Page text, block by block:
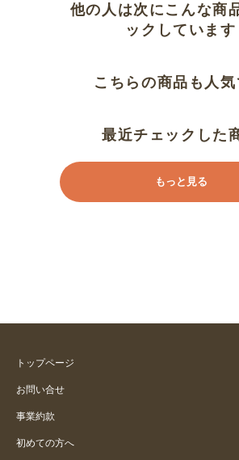
他の人は次にこんな商
ックしています
こちらの商品も人気
最近チェックした
もっと見る
トップページ
お問い合せ
事業約款
初めての方へ